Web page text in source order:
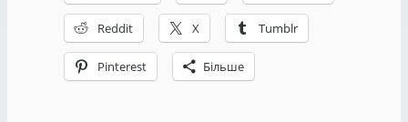
Reddit X Tumblr
Pinterest Більше